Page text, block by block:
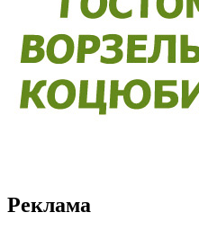
Реклама